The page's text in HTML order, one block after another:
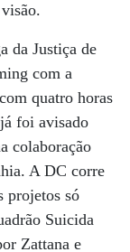
da Justiça de
com a
quatro horas
foi avisado
colaboração
A DC corre
projetos só
Suicida
Zattana e